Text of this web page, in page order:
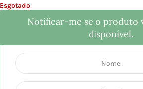
Esgotado
Notificar-me se o produto
disponível.